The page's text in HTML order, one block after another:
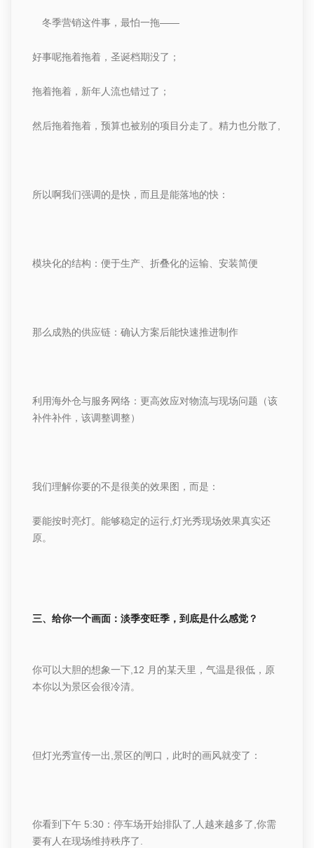
冬季营销这件事，最怕一拖——
好事呢拖着拖着，圣诞档期没了；
拖着拖着，新年人流也错过了；
然后拖着拖着，预算也被别的项目分走了。 精力也分散了
所以啊我们强调的是快，而且是能落地的快：
模块化的结构：便于生产、折叠化的运输、安装简便
那么成熟的供应链：确认方案后能快速推进制作
利用海外仓与服务网络：更高效应对物流与现场问题（该
补件补件，该调整调整）
我们理解你要的不是很美的效果图，而是：
要能按时亮灯。能够稳定的运行 灯光秀现场效果真实还
原。
三、给你一个画面：淡季变旺季，到底是什么感觉？
你可以大胆的想象一下 12 月的某天里，气温是很低，原
本你以为景区会很冷清。
但灯光秀宣传一出 景区的闸口 ，此时的画风就变了：
你看到 下午 5:30 ：停车场开始排队了 人越来越多了 你需
要有人在现场维持秩序了